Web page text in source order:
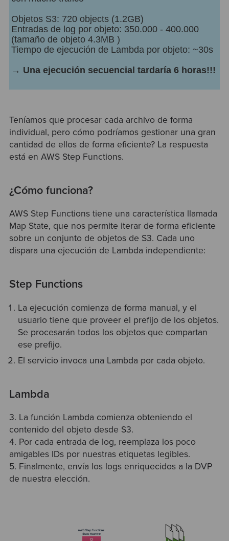
Objetos S3: 720 objects (1.2GB)
Entradas de log por objeto: 350.000 - 400.000
(tamaño de objeto 4.3MB )
Tiempo de ejecución de Lambda por objeto: ~30s
→ Una ejecución secuencial tardaría 6 horas!!!
Teníamos que procesar cada archivo de forma
individual, pero cómo podríamos gestionar una gran
cantidad de ellos de forma eficiente? La respuesta
está en AWS Step Functions.
¿Cómo funciona?
AWS Step Functions tiene una característica llamada
Map State, que nos permite iterar de forma eficiente
sobre un conjunto de objetos de S3. Cada uno
dispara una ejecución de Lambda independiente:
Step Functions
La ejecución comienza de forma manual, y el
usuario tiene que proveer el prefijo de los objetos.
Se procesarán todos los objetos que compartan
ese prefijo.
El servicio invoca una Lambda por cada objeto.
Lambda
3. La función Lambda comienza obteniendo el
contenido del objeto desde S3.
4. Por cada entrada de log, reemplaza los poco
amigables IDs por nuestras etiquetas legibles.
5. Finalmente, envía los logs enriquecidos a la DVP
de nuestra elección.